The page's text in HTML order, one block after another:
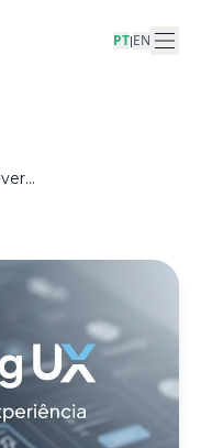
PT|EN
UX Writing: como escrever textos que melhoram experiência